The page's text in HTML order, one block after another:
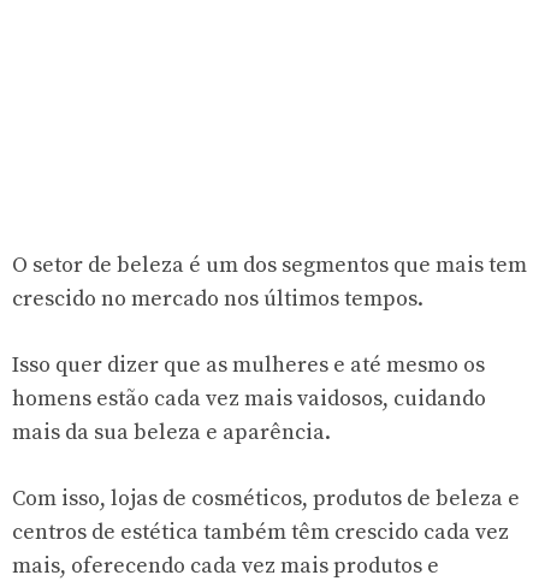
O setor de beleza é um dos segmentos que mais tem
crescido no mercado nos últimos tempos.
Isso quer dizer que as mulheres e até mesmo os
homens estão cada vez mais vaidosos, cuidando
mais da sua beleza e aparência.
Com isso, lojas de cosméticos, produtos de beleza e
centros de estética também têm crescido cada vez
mais, oferecendo cada vez mais produtos e